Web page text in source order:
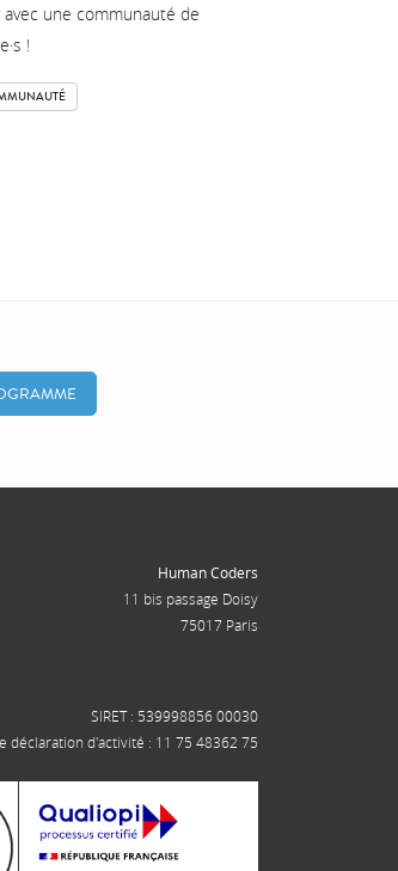
avec une communauté de
!
Human Coders
11 bis passage Doisy
75017 Paris
SIRET : 539998856 00030
déclaration d'activité : 11 75 48362 75